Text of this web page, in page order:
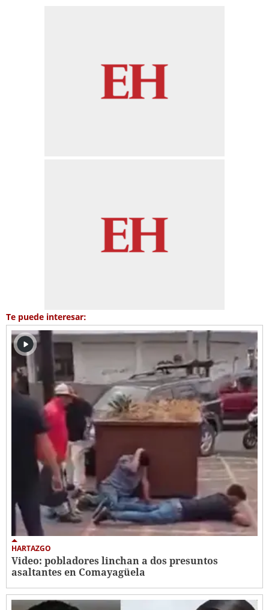
Te puede interesar:
HARTAZGO
Video: pobladores linchan a dos presuntos
asaltantes en Comayagüela